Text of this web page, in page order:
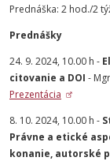
Prednáška: 2 hod./2
Prednášky
24. 9. 2024, 10.00 h -
citovanie a DOI -
Prezentácia
8. 10. 2024, 10.00 h -
Právne a etické
konanie, autorské